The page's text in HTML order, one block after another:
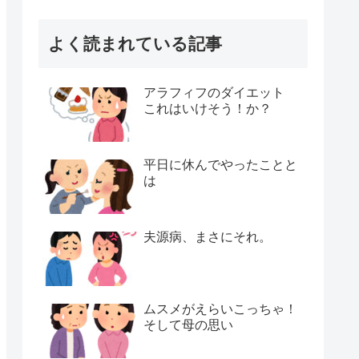
よく読まれている記事
アラフィフのダイエット
これはいけそう！か？
平日に休んでやったことと
は
夫源病、まさにそれ。
ムスメがえらいこっちゃ！
そして母の思い